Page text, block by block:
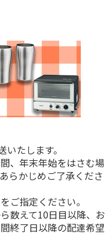
たします。
、年末年始をはさむ場
らかじめご了承くださ
ご指定ください。
数えて10日目以降、お
終了日以降の配達希望